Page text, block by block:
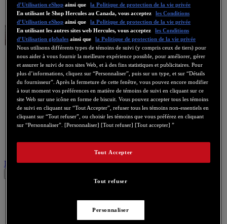
Nous contacter pour ce produit
d’Utilisation eShop ainsi que
la Politique de protection de la vie privée
En utilisant le Shop Hercules au Canada, vous acceptez
les Conditions
d’Utilisation eShop ainsi que
la Politique de protection de la vie privée
En utilisant les autres sites web Hercules, vous acceptez
les Conditions
d’Utilisation globales ainsi que
la Politique de protection de la vie privée
Nous utilisons différents types de témoins de suivi (y compris ceux de tiers) pour
nous aider à vous fournir la meilleure expérience possible, pour améliorer, gérer
et assurer le suivi de nos sites Web, et à des fins statistiques et publicitaires. Pour
plus d’informations, cliquez sur “Personnaliser”, puis sur un type, et sur “Détails
du fournisseur”. Après la fermeture de cette fenêtre, vous pouvez encore modifier
à tout moment vos préférences en matière de témoins de suivi en cliquant sur ce
site Web sur une icône en forme de biscuit. Vous pouvez accepter tous les témoins
de suivi en cliquant sur “Tout Accepter”, refuser tous les témoins non-essentiels en
cliquant sur “Tout refuser”, ou choisir les témoins que vous préférez en cliquant
sur “Personnaliser”. [Personnaliser] [Tout refuser] [Tout accepter] ”
Tout refuser
Tout Accepter
Personnaliser